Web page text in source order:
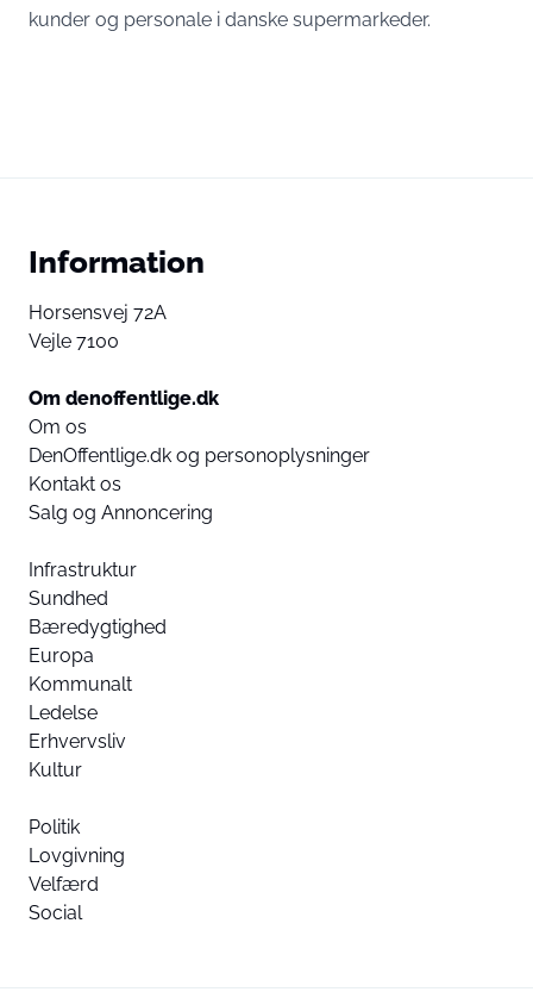
kunder og personale i danske supermarkeder.
Information
Horsensvej 72A
Vejle 7100
Om denoffentlige.dk
Om os
DenOffentlige.dk og personoplysninger
Kontakt os
Salg og Annoncering
Infrastruktur
Sundhed
Bæredygtighed
Europa
Kommunalt
Ledelse
Erhvervsliv
Kultur
Politik
Lovgivning
Velfærd
Social